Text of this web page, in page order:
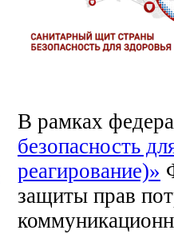
В рамках
безопасность
реагирование)»
защиты прав